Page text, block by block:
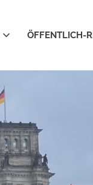
ÖFFENTLICH-